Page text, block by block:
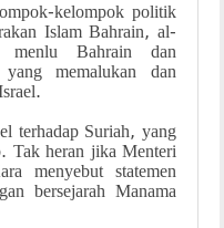
kelompok politik
Islam Bahrain, al-
menlu Bahrain dan
memalukan dan
terhadap Suriah, yang
Tak heran jika Menteri
menyebut statemen
bersejarah Manama